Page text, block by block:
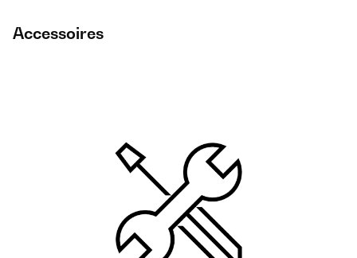
Accessoires